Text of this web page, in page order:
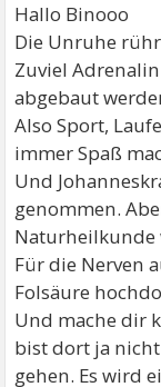
Hallo Binooo
Die Unruhe
Zuviel
abgebaut
Also Sport,
immer Spaß
Und
genommen.
Naturheilkunde
Für die Nerven
Folsäure
Und mache dir
bist dort ja
gehen. Es wird